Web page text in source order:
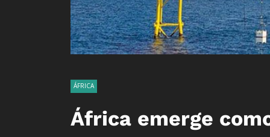
ÁFRICA
África emerge